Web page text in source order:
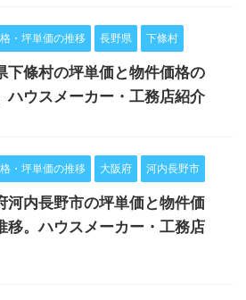
・坪単価の推移 長野県 下條村
下條村の坪単価と物件価格の
ハウスメーカー・工務店紹介
・坪単価の推移 大阪府 河内長野市
河内長野市の坪単価と物件価
移。ハウスメーカー・工務店